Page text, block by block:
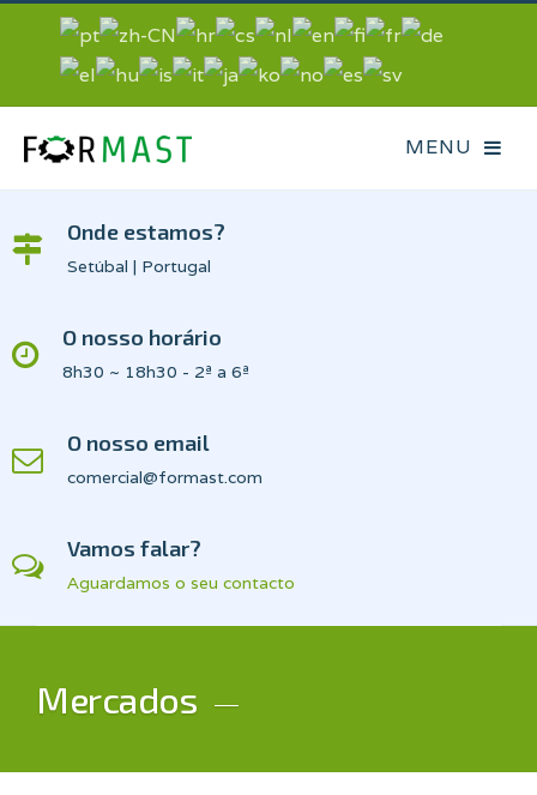
Onde estamos?
Setúbal | Portugal
O nosso horário
8h30 ~ 18h30 - 2ª a 6ª
O nosso email
comercial@formast.com
Vamos falar?
Aguardamos o seu contacto
Mercados